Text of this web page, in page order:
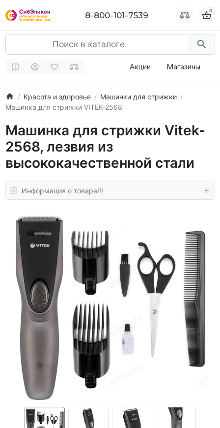
8-800-101-7539 0
Акции Магазины
Красота и здоровье
Машинки для стрижки
Машинка для стрижки VITEK-2568
Машинка для стрижки Vitek-
2568, лезвия из
высококачественной стали
Информация о товаре!!!
8-800-101-7539 0